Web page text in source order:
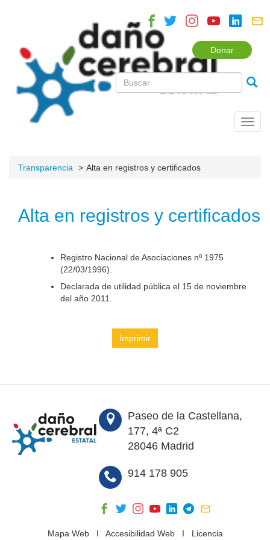
Donar
Transparencia Alta en registros y certificados
Alta en registros y certificados
Registro Nacional de Asociaciones nº 1975
(22/03/1996).
Declarada de utilidad pública el 15 de noviembre
del año 2011.
Imprimir
Paseo de la Castellana,
177, 4ª C2
28046 Madrid
914 178 905
Mapa WebI Accesibilidad WebI Licencia